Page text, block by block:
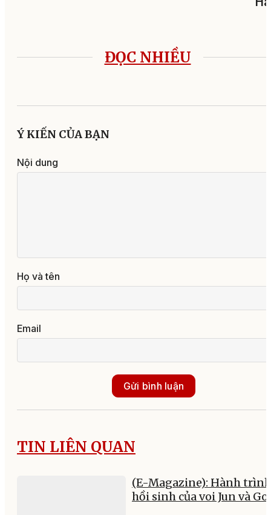
ĐỌC NHIỀU
Ý KIẾN CỦA BẠN
Nội dung
Họ và tên
Email
Gửi bình luận
TIN LIÊN QUAN
(E-Magazine): Hành trình
hồi sinh của voi Jun và